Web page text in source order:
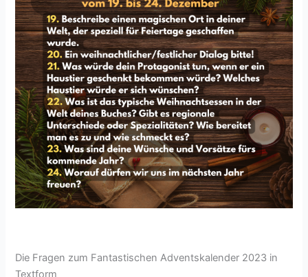
Die Fragen zum Fantastischen Adventskalender 2023 in
Textform